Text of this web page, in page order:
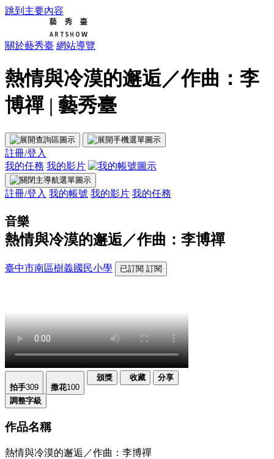
跳到主要內容
關於藝秀臺 網站導覽
熱情與冷漠的邂逅／作曲：李
博禪 | 藝秀臺
註冊/登入
我的任務 我的影片
註冊/登入 我的帳號 我的影片 我的任務
音樂
熱情與冷漠的邂逅／作曲：李博禪
臺中市南區樹義國民小學 已訂閱 訂閱
拍手309 撒花100
頒獎 收藏 分享
調整字級
作品名稱
熱情與冷漠的邂逅／作曲：李博禪